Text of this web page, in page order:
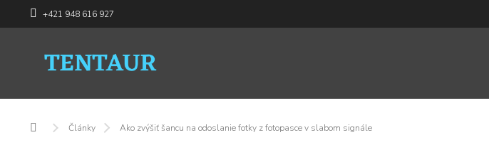
+421 948 616 927
DomovČlánky Ako zvýšiť šancu na odoslanie fotky z fotopasce v slabom signále